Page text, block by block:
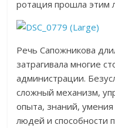
ротация прошла этим
Речь Сапожникова
затрагивала многие
администрации.
сложный механизм,
опыта, знаний,
людей и способности